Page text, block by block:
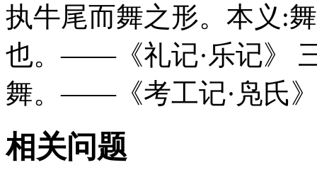
执牛尾而舞之形。本义:
也。——《礼记·乐记》
舞。——《考工记·凫氏
相关问题